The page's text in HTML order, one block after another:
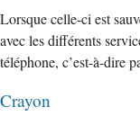
Lorsque celle-ci est
avec les différents
téléphone, c’est-à-dire
Crayon